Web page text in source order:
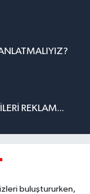
REKLAM...
buluştururken,